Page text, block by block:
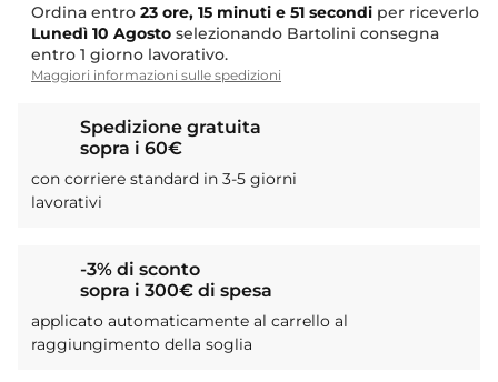
Ordina entro 23 ore, 15 minuti e 51 secondi per riceverlo
Lunedì 10 Agosto selezionando Bartolini consegna
entro 1 giorno lavorativo.
Maggiori informazioni sulle spedizioni
Spedizione gratuita
sopra i 60€
con corriere standard in 3-5 giorni
lavorativi
-3% di sconto
sopra i 300€ di spesa
applicato automaticamente al carrello al
raggiungimento della soglia